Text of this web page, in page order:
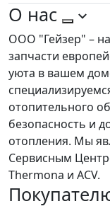
О нас
ООО "Гейзер" –
запчасти
уюта в вашем
отопительного
безопасность и
отопления. Мы
Сервисным
Thermona и ACV.